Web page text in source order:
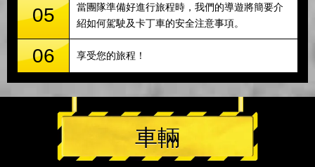
05
當團隊準備好進行旅程時，我們的導遊將簡要介
紹如何駕駛及卡丁車的安全注意事項。
06 享受您的旅程！
車輛